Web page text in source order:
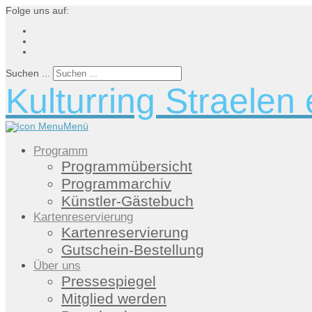
Folge uns auf:
Suchen ...
Kulturring Straelen
Menü
Programm
Programmübersicht
Programmarchiv
Künstler-Gästebuch
Kartenreservierung
Kartenreservierung
Gutschein-Bestellung
Über uns
Pressespiegel
Mitglied werden